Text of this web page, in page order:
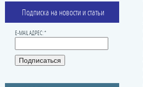
Подписка на новости и статьи
E-MAIL АДРЕС: *